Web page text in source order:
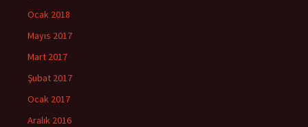
Ocak 2018
Mayıs 2017
Mart 2017
Şubat 2017
Ocak 2017
Aralık 2016